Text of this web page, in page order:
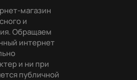
магазин
и
Обращаем
интернет
и ни при
публичной